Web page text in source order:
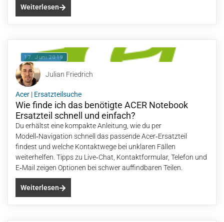
Weiterlesen
17. Juni 2019
Julian Friedrich
Acer | Ersatzteilsuche
Wie finde ich das benötigte ACER Notebook
Ersatzteil schnell und einfach?
Du erhältst eine kompakte Anleitung, wie du per
Modell‑Navigation schnell das passende Acer‑Ersatzteil
findest und welche Kontaktwege bei unklaren Fällen
weiterhelfen. Tipps zu Live‑Chat, Kontaktformular, Telefon und
E‑Mail zeigen Optionen bei schwer auffindbaren Teilen.
Weiterlesen